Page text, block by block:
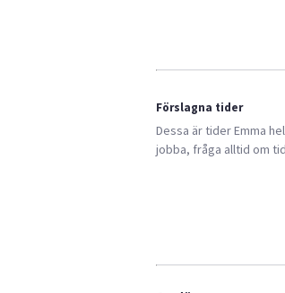
Förslagna tider
Dessa är tiderEmma
jobba, fråga alltid om